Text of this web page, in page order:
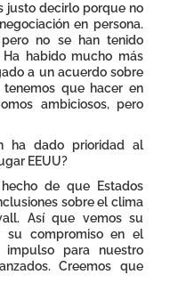
justo decirlo porque no
en persona.
no se han tenido
habido mucho más
a un acuerdo sobre
que hacer en
ambiciosos, pero
ha dado prioridad al
EEUU?
de que Estados
sobre el clima
Así que vemos su
su compromiso en el
para nuestro
Creemos que